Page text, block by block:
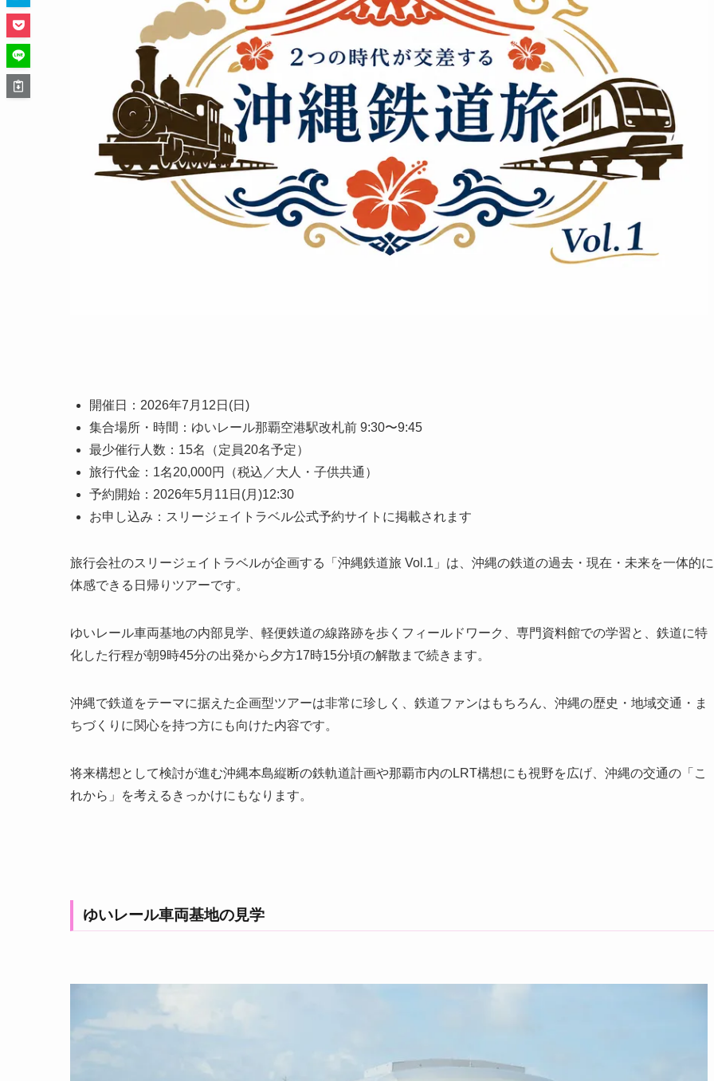
開催日：2026年7月12日(日)
集合場所・時間：ゆいレール那覇空港駅改札前 9:30〜9:45
最少催行人数：15名（定員20名予定）
旅行代金：1名20,000円（税込／大人・子供共通）
予約開始：2026年5月11日(月)12:30
お申し込み：スリージェイトラベル公式予約サイトに掲載されます
旅行会社のスリージェイトラベルが企画する「沖縄鉄道旅 Vol.1」は、沖縄の鉄道の過去・現在・未来を一体的に
体感できる日帰りツアーです。
ゆいレール車両基地の内部見学、軽便鉄道の線路跡を歩くフィールドワーク、専門資料館での学習と、鉄道に特
化した行程が朝9時45分の出発から夕方17時15分頃の解散まで続きます。
沖縄で鉄道をテーマに据えた企画型ツアーは非常に珍しく、鉄道ファンはもちろん、沖縄の歴史・地域交通・ま
ちづくりに関心を持つ方にも向けた内容です。
将来構想として検討が進む沖縄本島縦断の鉄軌道計画や那覇市内のLRT構想にも視野を広げ、沖縄の交通の「こ
れから」を考えるきっかけにもなります。
ゆいレール車両基地の見学